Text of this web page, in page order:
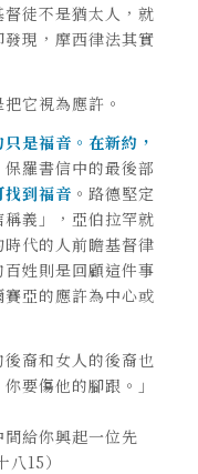
徒不是猶太人，就
現，摩西律法其實
它視為應許。
是福音。在新約，
保羅書信中的最後部
找到福音 。路德堅定
義」，亞伯拉罕就
代的人前瞻基督律
姓則是回顧這件事
亞的應許為中心或
後裔和女人的後裔也
要傷他的腳跟。」
間給你興起一位先
15）